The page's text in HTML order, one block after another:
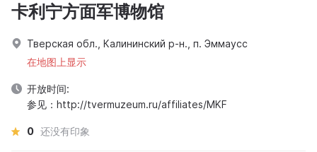
卡利宁方面军博物馆
Тверская обл., Калининский р-н., п. Эммаусс
在地图上显示
开放时间:
参见：http://tvermuzeum.ru/affiliates/MKF
0 还没有印象